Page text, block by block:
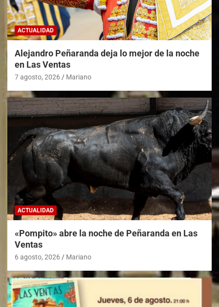
ACTUALIDAD
Alejandro Peñaranda deja lo mejor de la noche
en Las Ventas
7 agosto, 2026 Mariano
ACTUALIDAD
«Pompito» abre la noche de Peñaranda en Las
Ventas
6 agosto, 2026 Mariano